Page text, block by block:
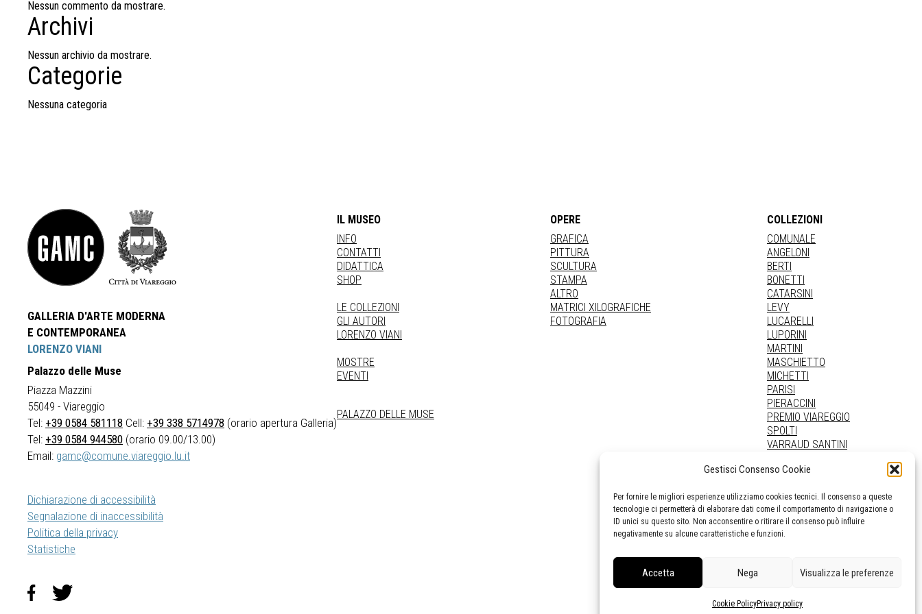
Gestisci Consenso Cookie
Per fornire le migliori esperienze utilizziamo cookies tecnici. Il consenso a queste
tecnologie ci permetterà di elaborare dati come il comportamento di navigazione o
ID unici su questo sito. Non acconsentire o ritirare il consenso può influire
negativamente su alcune caratteristiche e funzioni.
Accetta Nega Visualizza le preferenze
Cookie PolicyPrivacy policy
Nessun commento da mostrare.
Archivi
Nessun archivio da mostrare.
Categorie
Nessuna categoria
GALLERIA D'ARTE MODERNA
E CONTEMPORANEA
LORENZO VIANI
Palazzo delle Muse
Piazza Mazzini
55049 - Viareggio
Tel: +39 0584 581118 Cell: +39 338 5714978 (orario apertura Galleria)
Tel: +39 0584 944580 (orario 09.00/13.00)
Email: gamc@comune.viareggio.lu.it
Dichiarazione di accessibilità
Segnalazione di inaccessibilità
Politica della privacy
Statistiche
IL MUSEO
INFO
CONTATTI
DIDATTICA
SHOP
LE COLLEZIONI
GLI AUTORI
LORENZO VIANI
MOSTRE
EVENTI
PALAZZO DELLE MUSE
OPERE
GRAFICA
PITTURA
SCULTURA
STAMPA
ALTRO
MATRICI XILOGRAFICHE
FOTOGRAFIA
COLLEZIONI
COMUNALE
ANGELONI
BERTI
BONETTI
CATARSINI
LEVY
LUCARELLI
LUPORINI
MARTINI
MASCHIETTO
MICHETTI
PARISI
PIERACCINI
PREMIO VIAREGGIO
SPOLTI
VARRAUD SANTINI